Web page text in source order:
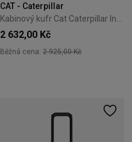
CAT - Caterpillar
2 632,00 Kč
Běžná cena: 2 925,00 Kč